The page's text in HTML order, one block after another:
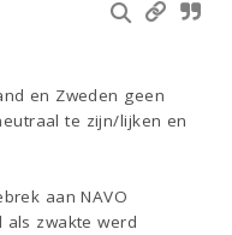
en Zweden geen
te zijn/lijken en
aan NAVO
als zwakte werd